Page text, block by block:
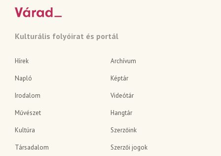
Kulturális folyóirat és portál
Hírek
Napló
Irodalom
Művészet
Kultúra
Társadalom
Archívum
Képtár
Videótár
Hangtár
Szerzőink
Szerzői jogok